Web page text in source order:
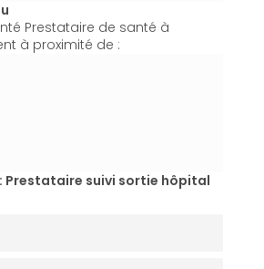
Prestataire de santé à
à proximité de :
Prestataire suivi sortie hôpital